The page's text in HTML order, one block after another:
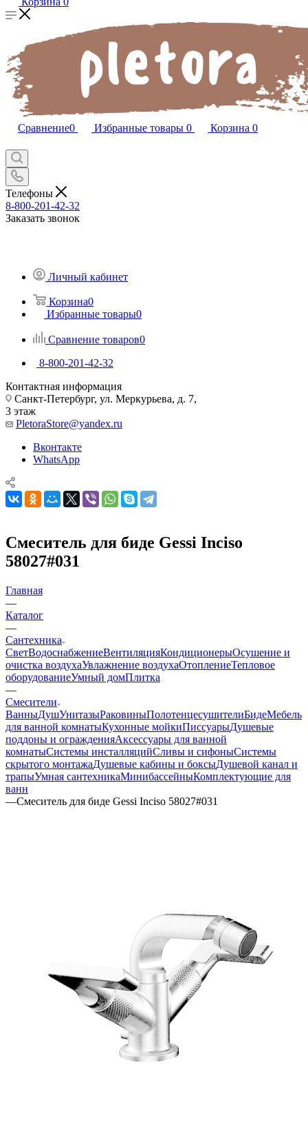
Сравнение0 Избранные товары 0 Корзина 0
Телефоны
8-800-201-42-32
Заказать звонок
Личный кабинет
Корзина0
Избранные товары0
Сравнение товаров0
8-800-201-42-32
Контактная информация
Санкт-Петербург, ул. Меркурьева, д. 7,
3 этаж
PletoraStore@yandex.ru
Вконтакте
WhatsApp
Смеситель для биде Gessi Inciso
58027#031
Главная
—
Каталог
—
Сантехника
СветВодоснабжениеВентиляцияКондиционерыОсушение и
очистка воздухаУвлажнение воздухаОтоплениеТепловое
оборудованиеУмный домПлитка
—
Смесители
ВанныДушУнитазыРаковиныПолотенцесушителиБидеМебель
для ванной комнатыКухонные мойкиПиссуарыДушевые
поддоны и огражденияАксессуары для ванной
комнатыСистемы инсталляцийСливы и сифоныСистемы
скрытого монтажаДушевые кабины и боксыДушевой канал и
трапыУмная сантехникаМинибассейныКомплектующие для
ванн
—Смеситель для биде Gessi Inciso 58027#031